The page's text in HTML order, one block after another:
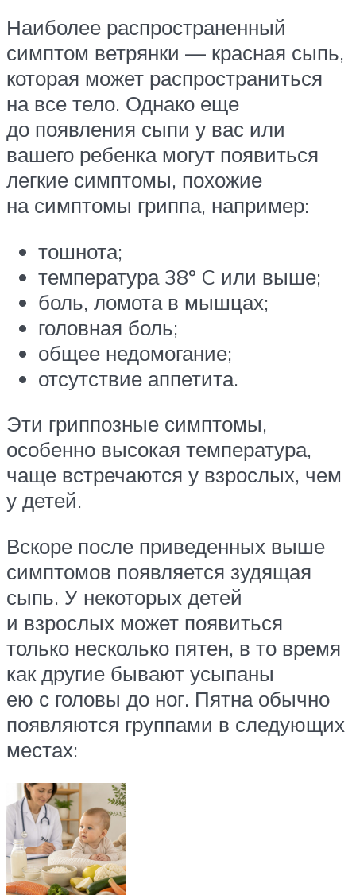
Наиболее распространенный
симптом ветрянки — красная сыпь,
которая может распространиться
на все тело. Однако еще
до появления сыпи у вас или
вашего ребенка могут появиться
легкие симптомы, похожие
на симптомы гриппа, например:
тошнота;
температура 38º C или выше;
боль, ломота в мышцах;
головная боль;
общее недомогание;
отсутствие аппетита.
Эти гриппозные симптомы,
особенно высокая температура,
чаще встречаются у взрослых, чем
у детей.
Вскоре после приведенных выше
симптомов появляется зудящая
сыпь. У некоторых детей
и взрослых может появиться
только несколько пятен, в то время
как другие бывают усыпаны
ею с головы до ног. Пятна обычно
появляются группами в следующих
местах: